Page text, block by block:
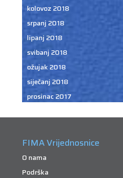
kolovoz 2018
srpanj 2018
lipanj 2018
svibanj 2018
ožujak 2018
siječanj 2018
prosinac 2017
FIMA Vrijednosnice
O nama
Podrška